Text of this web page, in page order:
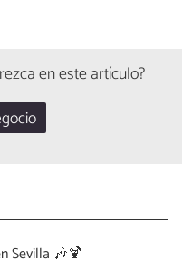
en este artículo?
Sevilla 🎶🍹